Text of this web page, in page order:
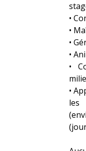
•
•
•
•
•
•
les